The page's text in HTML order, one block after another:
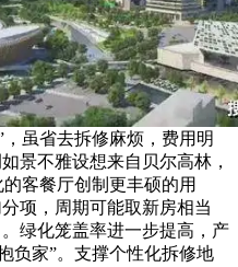
虽省去拆修麻烦，费用明
景不雅设想来自贝尔高林，
客餐厅创制更丰硕的用
项，周期可能取新房相当
绿化笼盖率进一步提高，产
负家”。支撑个性化拆修地